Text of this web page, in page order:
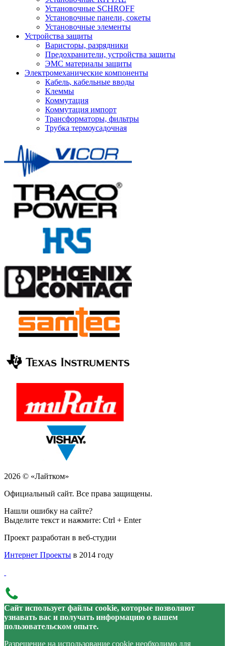
Установочные SCHROFF
Установочные панели, сокеты
Установочные элементы
Устройства защиты
Варисторы, разрядники
Предохранители, устройства защиты
ЭМС материалы защиты
Электромеханические компоненты
Кабель, кабельные вводы
Клеммы
Коммутация
Коммутация импорт
Трансформаторы, фильтры
Трубка термоусадочная
2026 © «Лайтком»
Официальный сайт. Все права защищены.
Нашли ошибку на сайте?
Выделите текст и нажмите: Ctrl + Enter
Проект разработан в веб-студии
Интернет Проекты в 2014 году
Сайт использует файлы cookie, которые позволяют
узнавать вас и получать информацию о вашем
пользовательском опыте.
Разрешение на использование cookie необходимо для